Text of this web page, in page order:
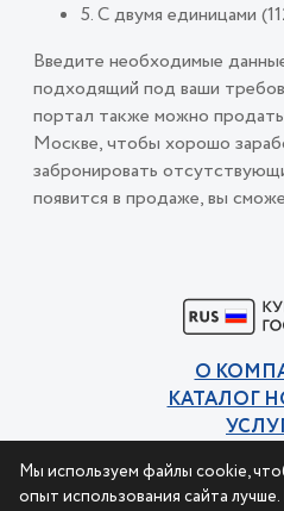
5. С двумя единицами
Введите необходимые
подходящий под ваши
портал также можно
Москве, чтобы хорошо
забронировать
появится в продаже, вы
Мы используем файлы cookie,
опыт использования сайта
О
КАТАЛОГ
Политика